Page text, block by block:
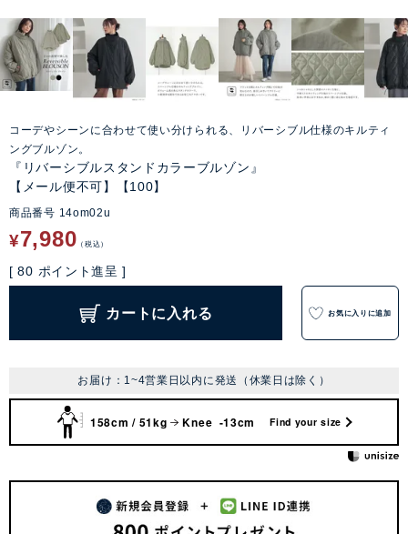
コーデやシーンに合わせて使い分けられる、リバーシブル仕様のキルティ
ングブルゾン。
『リバーシブルスタンドカラーブルゾン』
【メール便不可】【100】
商品番号 14om02u
¥7,980 税込
[ 80 ポイント進呈 ]
カートに入れる お気に入りに追加
お届け：1~4営業日以内に発送（休業日は除く）
158cm / 51kg Knee -13cm Find your size